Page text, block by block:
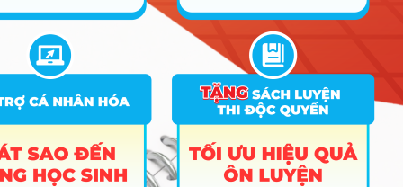
Tra cứu đề án tuyển sinh
Tư vấn hướng nghiệp
Tin tức
Tin tuyển sinh vào 10
Về chúng tôi
Liên hệ